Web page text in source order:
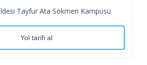
Tayfur Ata Sökmen Kampüsü
Yol tarifi al